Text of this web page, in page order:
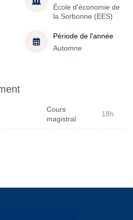
École d'économie de
la Sorbonne (EES)
Période de l'année
Automne
Cours
magistral
18h